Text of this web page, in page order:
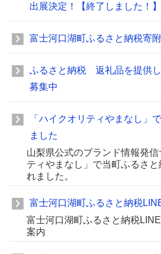
出展決定！【終了しました！】
富士河口湖町ふるさと納税寄
ふるさと納税 返礼品を提供
募集中
「ハイクオリティやまなし」
ました
山梨県公式のブランド情報発信
ティやまなし」で当町ふるさ
れました。
富士河口湖町ふるさと納税
富士河口湖町ふるさと納税
案内